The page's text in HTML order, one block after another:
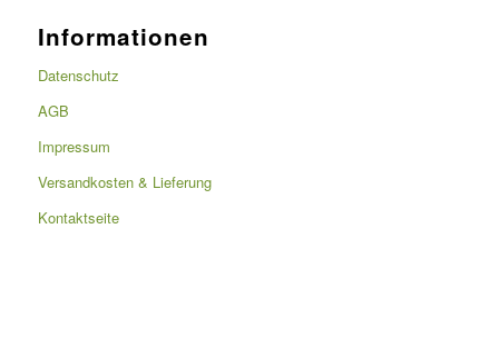
Informationen
Datenschutz
AGB
Impressum
Versandkosten & Lieferung
Kontaktseite